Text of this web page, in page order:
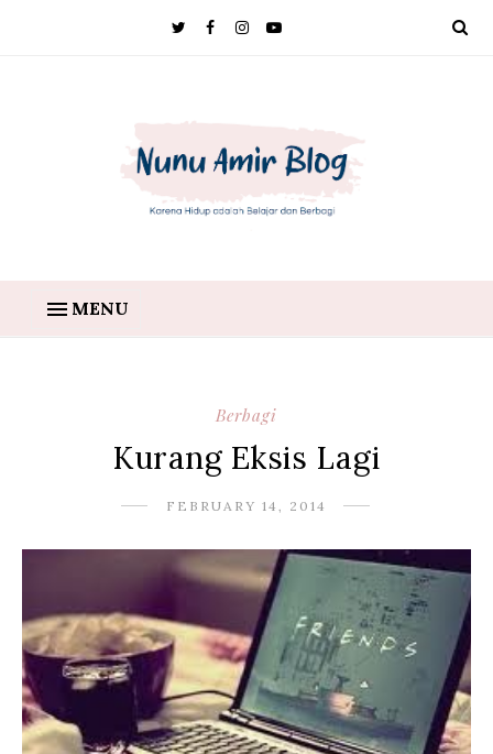
MENU
Berbagi
Kurang Eksis Lagi
FEBRUARY 14, 2014